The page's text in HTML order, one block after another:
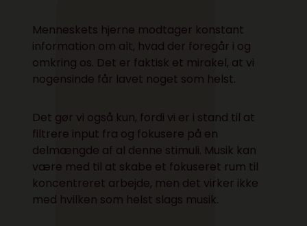
Menneskets hjerne modtager konstant
information om alt, hvad der foregår i og
omkring os. Det er faktisk et mirakel, at vi
nogensinde får lavet noget som helst.
Det gør vi også kun, fordi vi er i stand til at
filtrere input fra og fokusere på en
delmængde af al denne stimuli. Musik kan
være med til at skabe et fokuseret rum til
koncentreret arbejde, men det virker ikke
med hvilken som helst slags musik.